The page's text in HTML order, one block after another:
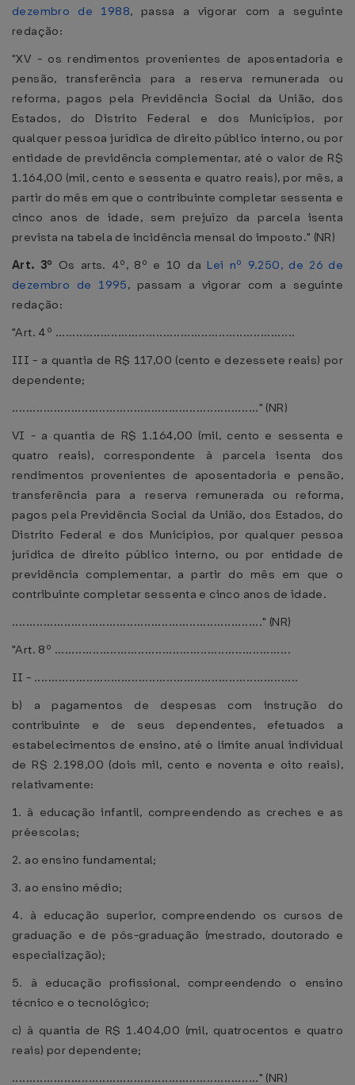
dezembro de 1988, passa a vigorar com a seguinte
redação:
"XV - os rendimentos provenientes de aposentadoria e
pensão, transferência para a reserva remunerada ou
reforma, pagos pela Previdência Social da União, dos
Estados, do Distrito Federal e dos Municípios, por
qualquer pessoa jurídica de direito público interno, ou por
entidade de previdência complementar, até o valor de R$
1.164,00 (mil, cento e sessenta e quatro reais), por mês, a
partir do mês em que o contribuinte completar sessenta e
cinco anos de idade, sem prejuízo da parcela isenta
prevista na tabela de incidência mensal do imposto." (NR)
Art. 3º Os arts. 4º, 8º e 10 da Lei nº 9.250, de 26 de
dezembro de 1995, passam a vigorar com a seguinte
redação:
"Art. 4º .....................................................................
III - a quantia de R$ 117,00 (cento e dezessete reais) por
dependente;
......................................................................." (NR)
VI - a quantia de R$ 1.164,00 (mil, cento e sessenta e
quatro reais), correspondente à parcela isenta dos
rendimentos provenientes de aposentadoria e pensão,
transferência para a reserva remunerada ou reforma,
pagos pela Previdência Social da União, dos Estados, do
Distrito Federal e dos Municípios, por qualquer pessoa
jurídica de direito público interno, ou por entidade de
previdência complementar, a partir do mês em que o
contribuinte completar sessenta e cinco anos de idade.
........................................................................" (NR)
"Art. 8º ....................................................................
II - ............................................................................
b) a pagamentos de despesas com instrução do
contribuinte e de seus dependentes, efetuados a
estabelecimentos de ensino, até o limite anual individual
de R$ 2.198,00 (dois mil, cento e noventa e oito reais),
relativamente:
1. à educação infantil, compreendendo as creches e as
préescolas;
2. ao ensino fundamental;
3. ao ensino médio;
4. à educação superior, compreendendo os cursos de
graduação e de pós-graduação (mestrado, doutorado e
especialização);
5. à educação profissional, compreendendo o ensino
técnico e o tecnológico;
c) à quantia de R$ 1.404,00 (mil, quatrocentos e quatro
reais) por dependente;
......................................................................." (NR)